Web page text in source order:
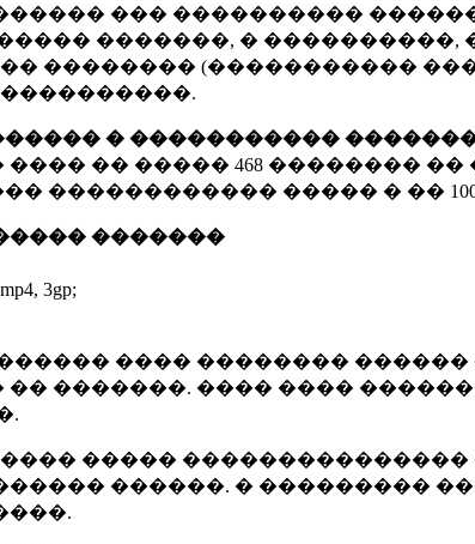
��� ����������
�������, �
�������� (�����������
� �����������
�� ����� 468 �������� ��
������������ ����� � ��
�������
3gp;
���� ��������
�������. ���� ����
�����
������. � ���������